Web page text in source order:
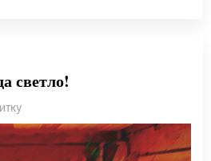
светло!